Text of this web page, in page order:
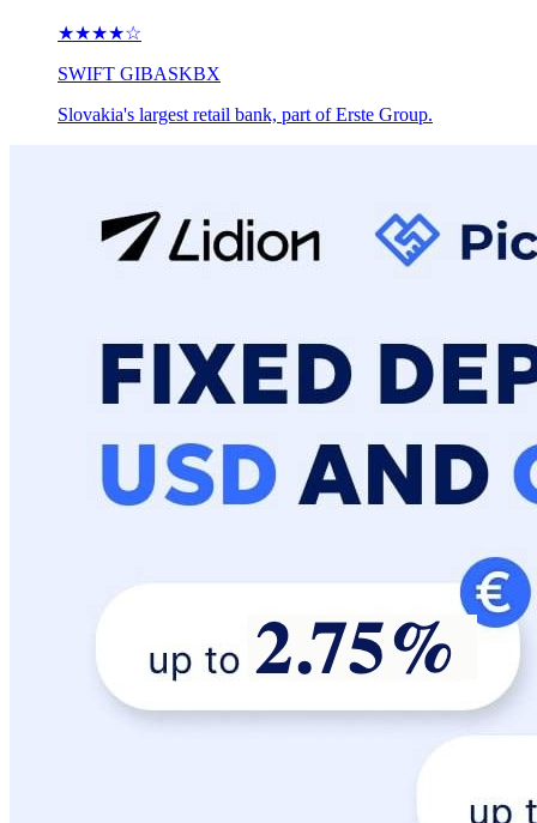
★★★★☆
SWIFT GIBASKBX
Slovakia's largest retail bank, part of Erste Group.